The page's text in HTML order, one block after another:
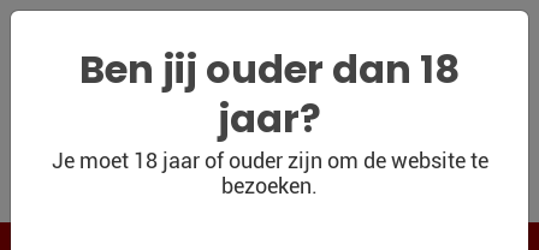
WIJNSHOP
Ben jij ouder dan 18
jaar?
Je moet 18 jaar of ouder zijn om de website te
bezoeken.